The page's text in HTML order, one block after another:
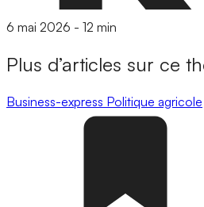
6 mai 2026 - 12 min
Plus d’articles sur ce
Business-express Politique agricole